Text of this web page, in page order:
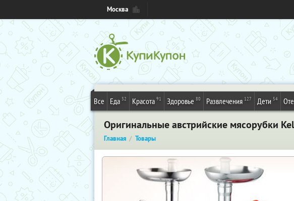
Москва
Все Еда 32 Красота 91 Здоровье 80 Развлечения 127 Дети 54
Оригинальные австрийские мясорубки
Главная Товары